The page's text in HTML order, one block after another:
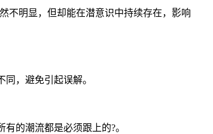
不明显，但却能在潜意识中持续存在，影响
，避免引起误解。
的潮流都是必须跟上的?。